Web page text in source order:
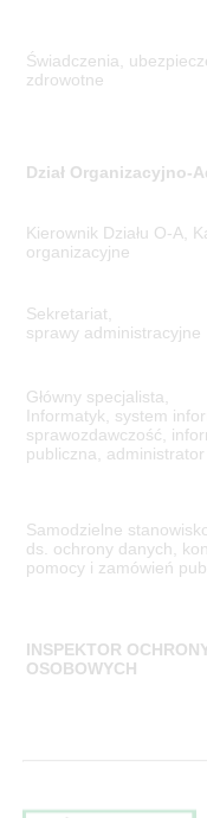
Świadczenia,
zdrowotne
Dział Organizacyjno-
Kierownik Działu O-A,
organizacyjne
Sekretariat,
sprawy administracyjne
Główny specjalista,
Informatyk, system
sprawozdawczość,
publiczna,
Samodzielne
ds. ochrony danych,
pomocy i zamówień
INSPEKTOR
OSOBOWYCH